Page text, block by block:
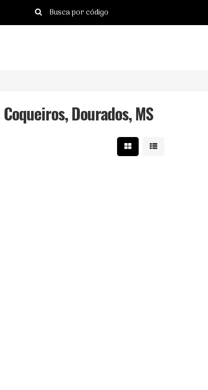
Dourados, MS
Mostrar resultados
Mostrar